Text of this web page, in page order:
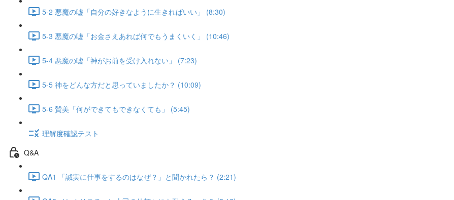
5-2 悪魔の嘘「自分の好きなように生きればいい」 (8:30)
5-3 悪魔の嘘「お金さえあれば何でもうまくいく」 (10:46)
5-4 悪魔の嘘「神がお前を受け入れない」 (7:23)
5-5 神をどんな方だと思っていましたか？ (10:09)
5-6 賛美「何ができてもできなくても」 (5:45)
理解度確認テスト
Q&A
QA1 「誠実に仕事をするのはなぜ？」と聞かれたら？ (2:21)